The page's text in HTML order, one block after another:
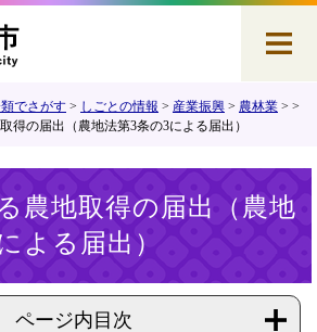
でさがす > しごとの情報 > 産業振興 > 農林業 > >
得の届出（農地法第3条の3による届出）
農地取得の届出（農地
よる届出）
ページ内目次